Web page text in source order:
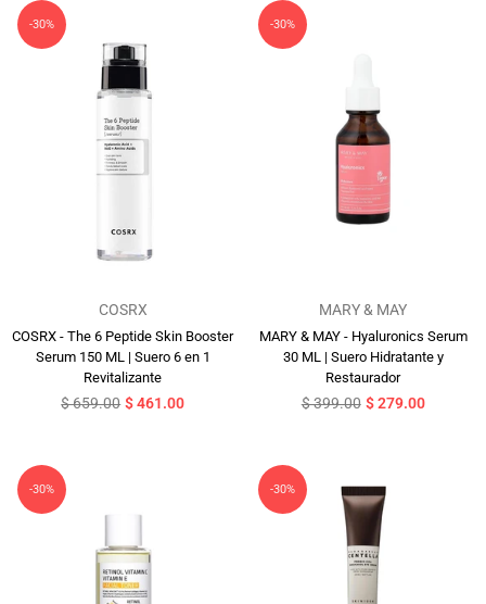
-30%
COSRX
COSRX - The 6 Peptide Skin Booster
Serum 150 ML | Suero 6 en 1
Revitalizante
Precio
$ 659.00 $ 461.00
-30%
MARY & MAY
MARY & MAY - Hyaluronics Serum
30 ML | Suero Hidratante y
Restaurador
Precio
$ 399.00 $ 279.00
-30% -30%